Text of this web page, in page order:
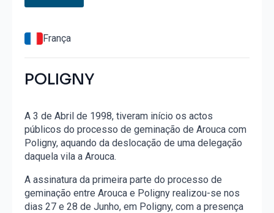
França
POLIGNY
A 3 de Abril de 1998, tiveram início os actos
públicos do processo de geminação de Arouca com
Poligny, aquando da deslocação de uma delegação
daquela vila a Arouca.
A assinatura da primeira parte do processo de
geminação entre Arouca e Poligny realizou-se nos
dias 27 e 28 de Junho, em Poligny, com a presença